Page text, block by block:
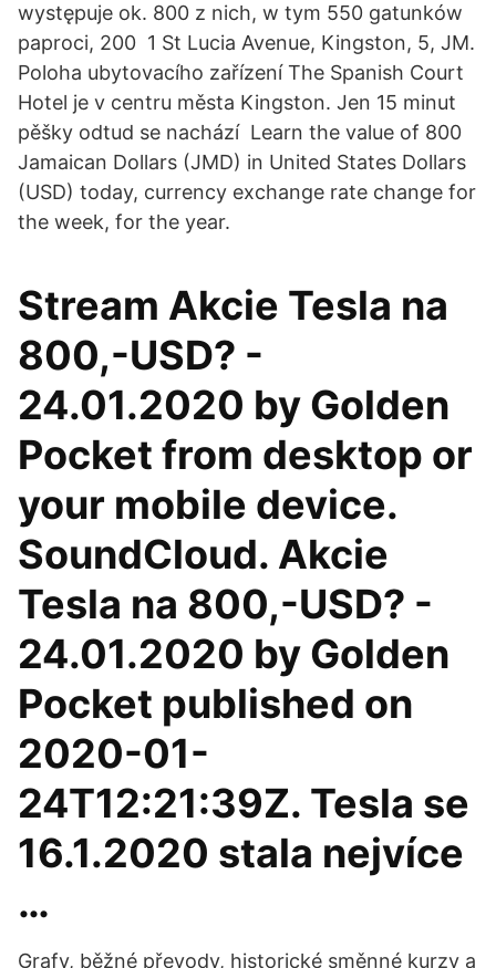
występuje ok. 800 z nich, w tym 550 gatunków
paproci, 200 1 St Lucia Avenue, Kingston, 5, JM.
Poloha ubytovacího zařízení The Spanish Court
Hotel je v centru města Kingston. Jen 15 minut
pěšky odtud se nachází Learn the value of 800
Jamaican Dollars (JMD) in United States Dollars
(USD) today, currency exchange rate change for
the week, for the year.
Stream Akcie Tesla na
800,-USD? -
24.01.2020 by Golden
Pocket from desktop or
your mobile device.
SoundCloud. Akcie
Tesla na 800,-USD? -
24.01.2020 by Golden
Pocket published on
2020-01-
24T12:21:39Z. Tesla se
16.1.2020 stala nejvíce
…
Grafy, běžné převody, historické směnné kurzy a